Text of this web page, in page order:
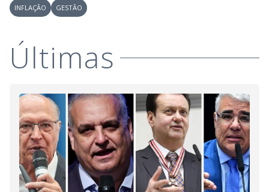
INFLAÇÃO
GESTÃO
Últimas